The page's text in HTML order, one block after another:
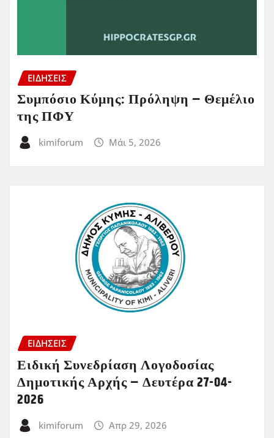
ΕΙΔΗΣΕΙΣ
Συμπόσιο Κύμης: Πρόληψη – Θεμέλιο
της ΠΦΥ
kimiforum Μάι 5, 2026
ΕΙΔΗΣΕΙΣ
Ειδική Συνεδρίαση Λογοδοσίας
Δημοτικής Αρχής – Δευτέρα 27-04-
2026
kimiforum Απρ 29, 2026